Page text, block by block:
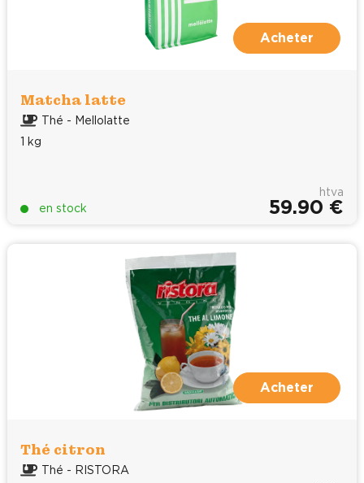
Acheter
Matcha latte
Thé - Mellolatte
1 kg
en stock
htva
59.90 €
Acheter
Thé citron
Thé - RISTORA